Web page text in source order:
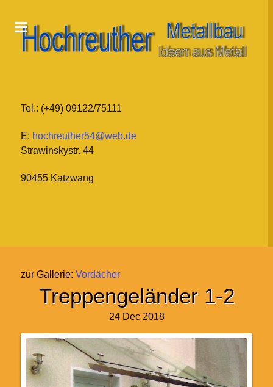
Tel.: (+49) 09122/75111
E: hochreuther54@web.de
Strawinskystr. 44
90455 Katzwang
zur Gallerie: Vordächer
Treppengeländer 1-2
24 Dec 2018